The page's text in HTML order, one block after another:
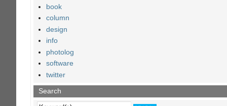
book
column
design
info
photolog
software
twitter
Search